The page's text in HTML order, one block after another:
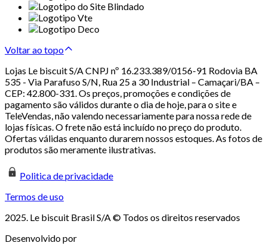
Voltar ao topo
Lojas Le biscuit S/A CNPJ nº 16.233.389/0156-91 Rodovia BA
535 - Via Parafuso S/N, Rua 25 a 30 Industrial – Camaçari/BA –
CEP: 42.800-331. Os preços, promoções e condições de
pagamento são válidos durante o dia de hoje, para o site e
TeleVendas, não valendo necessariamente para nossa rede de
lojas físicas. O frete não está incluído no preço do produto.
Ofertas válidas enquanto durarem nossos estoques. As fotos de
produtos são meramente ilustrativas.
Politica de privacidade
Termos de uso
2025. Le biscuit Brasil S/A © Todos os direitos reservados
Desenvolvido por